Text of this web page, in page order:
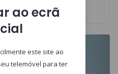
1
- 1437140 - 3
ao ecrã
este site ao
telemóvel para ter